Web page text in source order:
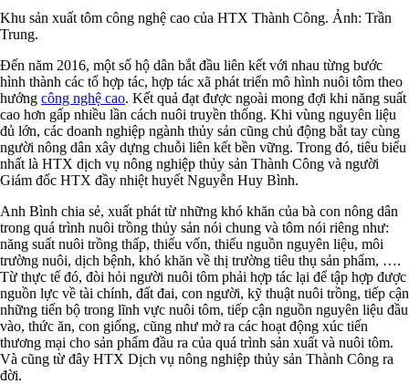
Khu sản xuất tôm công nghệ cao của HTX Thành Công. Ảnh: Trần
Trung.
Đến năm 2016, một số hộ dân bắt đầu liên kết với nhau từng bước
hình thành các tổ hợp tác, hợp tác xã phát triển mô hình nuôi tôm theo
hướng công nghệ cao. Kết quả đạt được ngoài mong đợi khi năng suất
cao hơn gấp nhiều lần cách nuôi truyền thống. Khi vùng nguyên liệu
đủ lớn, các doanh nghiệp ngành thủy sản cũng chủ động bắt tay cùng
người nông dân xây dựng chuỗi liên kết bền vững. Trong đó, tiêu biểu
nhất là HTX dịch vụ nông nghiệp thủy sản Thành Công và người
Giám đốc HTX đầy nhiệt huyết Nguyễn Huy Bình.
Anh Bình chia sẻ, xuất phát từ những khó khăn của bà con nông dân
trong quá trình nuôi trồng thủy sản nói chung và tôm nói riêng như:
năng suất nuôi trồng thấp, thiếu vốn, thiếu nguồn nguyên liệu, môi
trường nuôi, dịch bệnh, khó khăn về thị trường tiêu thụ sản phẩm, ….
Từ thực tế đó, đòi hỏi người nuôi tôm phải hợp tác lại để tập hợp được
nguồn lực về tài chính, đất đai, con người, kỹ thuật nuôi trồng, tiếp cận
những tiến bộ trong lĩnh vực nuôi tôm, tiếp cận nguồn nguyên liệu đầu
vào, thức ăn, con giống, cũng như mở ra các hoạt động xúc tiến
thương mại cho sản phẩm đầu ra của quá trình sản xuất và nuôi tôm.
Và cũng từ đây HTX Dịch vụ nông nghiệp thủy sản Thành Công ra
đời.